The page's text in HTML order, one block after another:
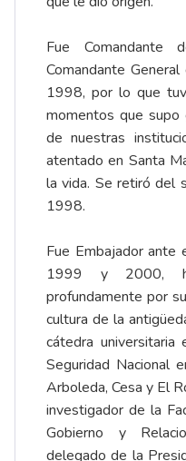
Fue
Comandante
1998, por lo que
momentos que
de nuestras
atentado en Santa
la vida. Se retiró del
1998.
Fue Embajador ante
1999 y 2000,
profundamente por
cultura de la
cátedra
Seguridad Nacional
Arboleda, Cesa y El
investigador de la
Gobierno y
delegado de la